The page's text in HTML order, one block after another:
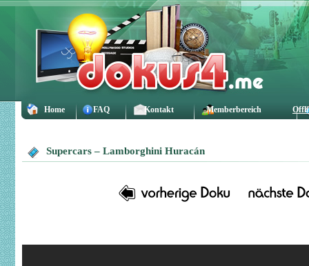
Home FAQ Kontakt Memberbereich
Supercars – Lamborghini Huracán